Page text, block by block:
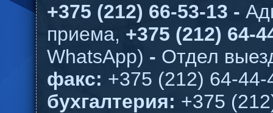
+375 (212) 66-53-13 -
приема, +375 (212) 64-
WhatsApp) - Отдел
факс: +375 (212) 64-44-
бухгалтерия: +375